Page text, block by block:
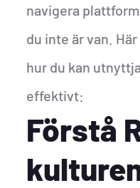
navigera
du inte är van.
hur du kan
effektivt:
Förstå